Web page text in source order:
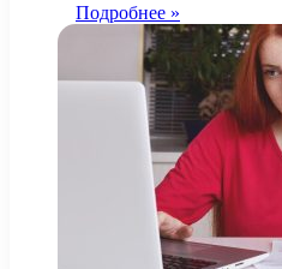
Подробнее »